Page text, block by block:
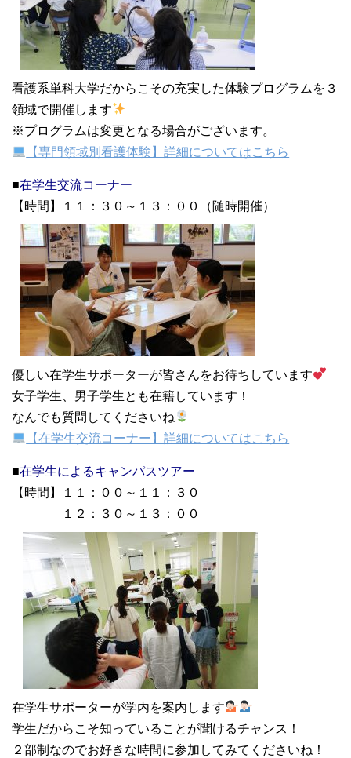
看護系単科大学だからこその充実した体験プログラムを３
領域で開催します
※プログラムは変更となる場合がございます。
【専門領域別看護体験】詳細についてはこちら
■在学生交流コーナー
【時間】１１：３０～１３：００（随時開催）
優しい在学生サポーターが皆さんをお待ちしています
女子学生、男子学生とも在籍しています！
なんでも質問してくださいね
【在学生交流コーナー】詳細についてはこちら
■在学生によるキャンパスツアー
【時間】１１：００～１１：３０
１２：３０～１３：００
在学生サポーターが学内を案内します
学生だからこそ知っていることが聞けるチャンス！
２部制なのでお好きな時間に参加してみてくださいね！